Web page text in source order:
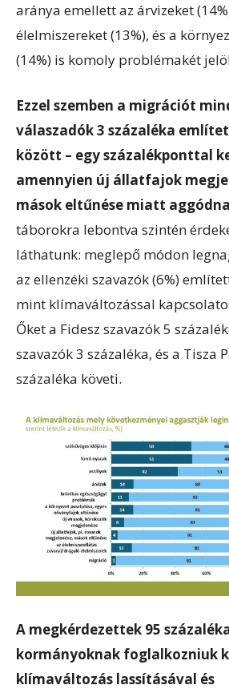
aránya emellett az árvizeket
élelmiszereket (13%), és a
(14%) is komoly problémakét
Ezzel szemben a migrációt
válaszadók 3 százaléka
között – egy százalékponttal
amennyien új állatfajok
mások eltűnése miatt
táborokra lebontva szintén
láthatunk: meglepő módon
az ellenzéki szavazók (6%)
mint klímaváltozással
Őket a Fidesz szavazók 5
szavazók 3 százaléka, és a Tisza
százaléka követi.
A megkérdezettek 95
kormányoknak foglalkozniuk
klímaváltozás lassításával és